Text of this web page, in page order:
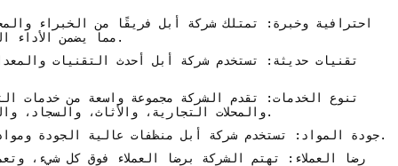
احترافية وخبرة: تمتلك شركة أبل فريقًا من الخبراء
مما يضمن الأداء العالي والجودة الفائقة في الخدمات المقدمة.
تقنيات حديثة: تستخدم شركة أبل أحدث التقنيات
تنوع الخدمات: تقدم الشركة مجموعة واسعة من خدمات
والمحلات التجارية، والأثاث، والسجاد، والخزانات، مما يلبي احتياجات متنوعة للعملاء.
جودة المواد: تستخدم شركة أبل منظفات عالية الجودة ومواد صديقة للبيئة لضمان سلامة العملاء وبيئتهم.
رضا العملاء: تهتم الشركة برضا العملاء فوق كل شيء،